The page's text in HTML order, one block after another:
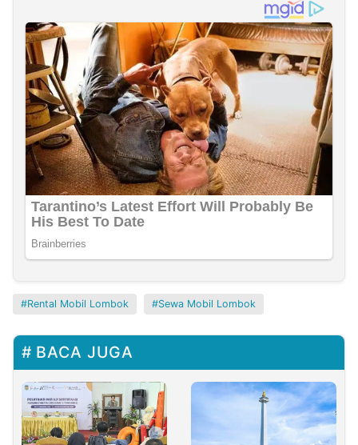
Rental Mobil Lombok Sewa Mobil Lombok
BACA JUGA